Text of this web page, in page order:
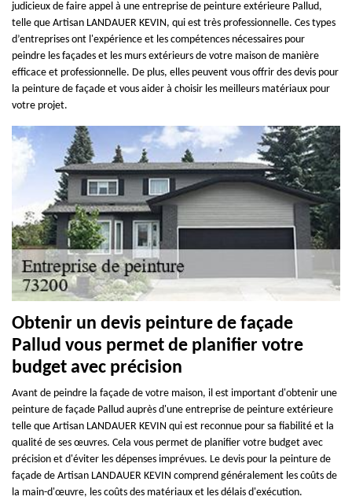
judicieux de faire appel à une entreprise de peinture extérieure Pallud,
telle que Artisan LANDAUER KEVIN, qui est très professionnelle. Ces types
d’entreprises ont l'expérience et les compétences nécessaires pour
peindre les façades et les murs extérieurs de votre maison de manière
efficace et professionnelle. De plus, elles peuvent vous offrir des devis pour
la peinture de façade et vous aider à choisir les meilleurs matériaux pour
votre projet.
Obtenir un devis peinture de façade
Pallud vous permet de planifier votre
budget avec précision
Avant de peindre la façade de votre maison, il est important d'obtenir une
peinture de façade Pallud auprès d'une entreprise de peinture extérieure
telle que Artisan LANDAUER KEVIN qui est reconnue pour sa fiabilité et la
qualité de ses œuvres. Cela vous permet de planifier votre budget avec
précision et d'éviter les dépenses imprévues. Le devis pour la peinture de
façade de Artisan LANDAUER KEVIN comprend généralement les coûts de
la main-d'œuvre, les coûts des matériaux et les délais d'exécution.